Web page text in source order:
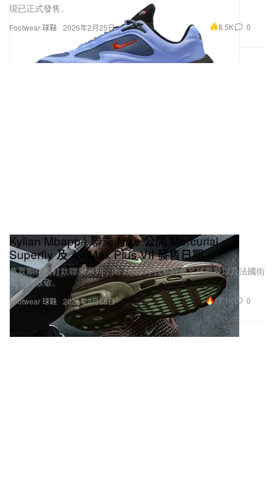
Footwear 球鞋
現已正式發售。
2026年2月25日 8.5K 0
Footwear 球鞋
Kylian Mbappé 聯乘 Nike 公開 Mercurial
Superfly 及 Air Max Plus VII 發售日期
萬眾期待的鞋款聯乘系列，向 2000 年代初經典足球戰靴以及法國街
頭文化致敬。
2026年2月25日 17.1K 0